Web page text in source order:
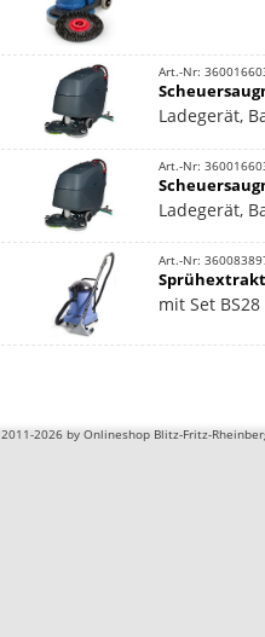
Art.-Nr:
Ladegerät,
Art.-Nr:
Ladegerät,
Art.-Nr:
mit Set BS28
2011-2026 by Onlineshop Blitz-Fritz-